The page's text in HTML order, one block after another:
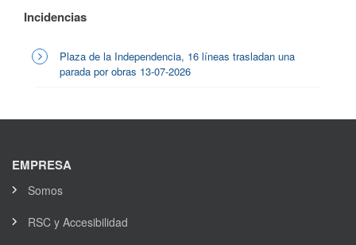
Incidencias
Plaza de la Independencia, 16 líneas trasladan una
parada por obras 13-07-2026
EMPRESA
Somos
RSC y Accesibilidad